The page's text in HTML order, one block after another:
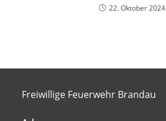
22. Oktober 2024
Freiwillige Feuerwehr Brandau